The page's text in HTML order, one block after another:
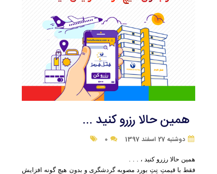
همین حالا رزرو کنید ...
دوشنبه 27 اسفند 1397
همین حالا رزرو کنید ، . . .